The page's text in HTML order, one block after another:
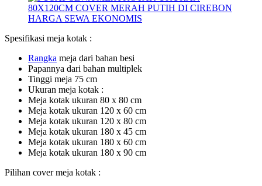
Spesifikasi meja kotak :
Rangka meja dari bahan besi
Papannya dari bahan multiplek
Tinggi meja 75 cm
Ukuran meja kotak :
Meja kotak ukuran 80 x 80 cm
Meja kotak ukuran 120 x 60 cm
Meja kotak ukuran 120 x 80 cm
Meja kotak ukuran 180 x 45 cm
Meja kotak ukuran 180 x 60 cm
Meja kotak ukuran 180 x 90 cm
Pilihan cover meja kotak :